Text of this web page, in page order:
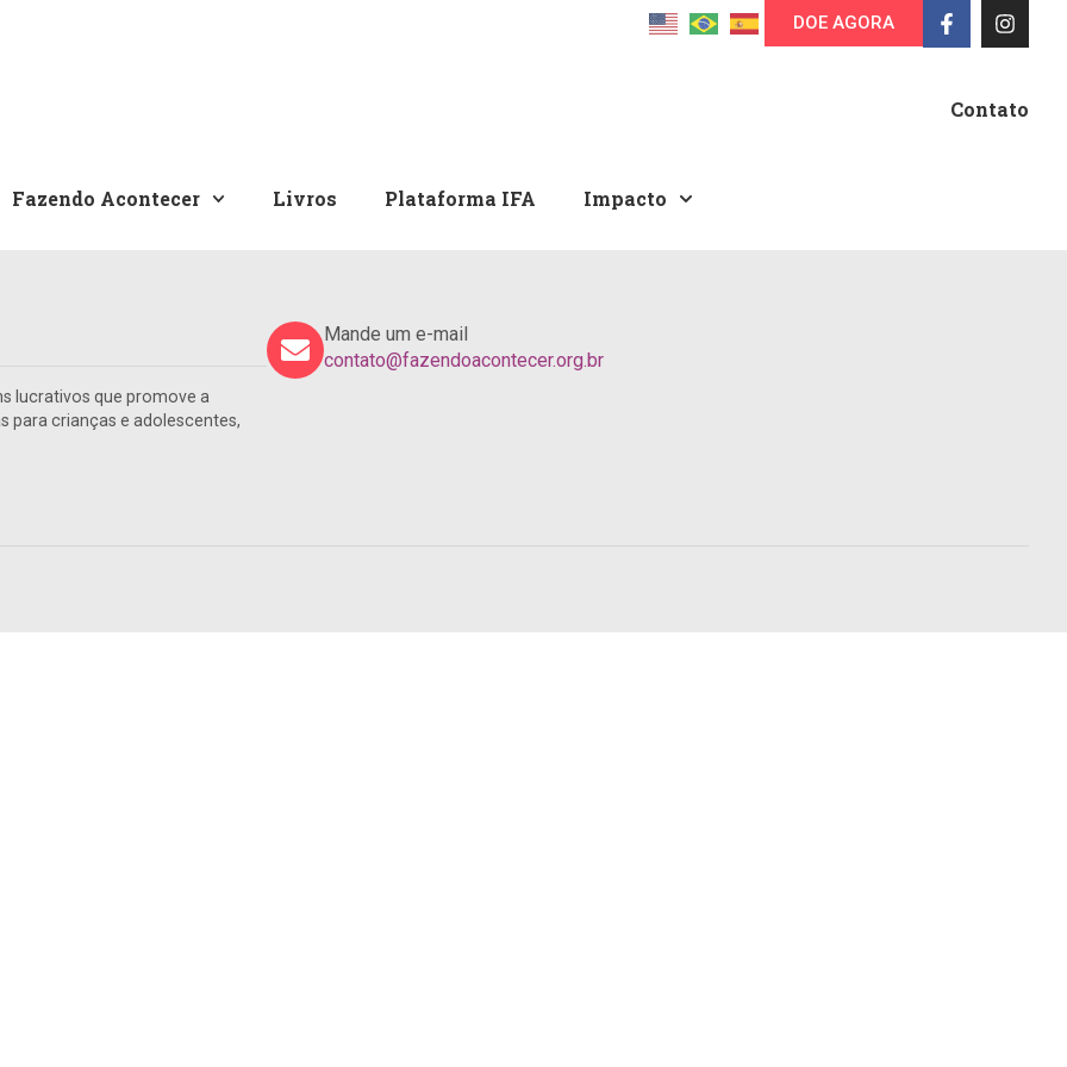
DOE AGORA
Contato
Fazendo Acontecer Livros Plataforma IFA Impacto
lucrativos que promove a
para crianças e adolescentes,
Mande um e-mail
contato@fazendoacontecer.org.br